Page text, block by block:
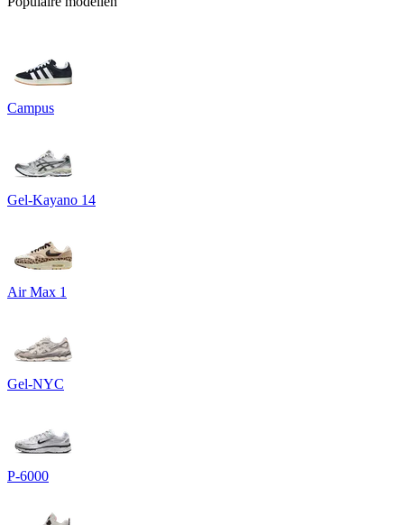
Campus
Gel-Kayano 14
Air Max 1
Gel-NYC
P-6000